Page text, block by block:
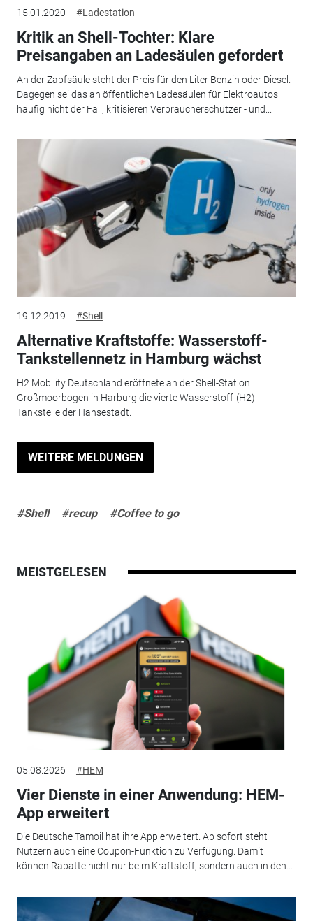
15.01.2020 #Ladestation
Kritik an Shell-Tochter: Klare
Preisangaben an Ladesäulen gefordert
An der Zapfsäule steht der Preis für den Liter Benzin oder Diesel.
Dagegen sei das an öffentlichen Ladesäulen für Elektroautos
häufig nicht der Fall, kritisieren Verbraucherschützer - und...
19.12.2019 #Shell
Alternative Kraftstoffe: Wasserstoff-
Tankstellennetz in Hamburg wächst
H2 Mobility Deutschland eröffnete an der Shell-Station
Großmoorbogen in Harburg die vierte Wasserstoff-(H2)-
Tankstelle der Hansestadt.
WEITERE MELDUNGEN
#Shell #recup #Coffee to go
MEISTGELESEN
05.08.2026 #HEM
Vier Dienste in einer Anwendung: HEM-
App erweitert
Die Deutsche Tamoil hat ihre App erweitert. Ab sofort steht
Nutzern auch eine Coupon-Funktion zu Verfügung. Damit
können Rabatte nicht nur beim Kraftstoff, sondern auch in den...